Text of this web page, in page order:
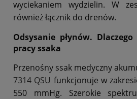
wyciekaniem wydzielin. W
również łącznik do drenów.
Odsysanie płynów.
pracyssaka
Przenośny ssak medyczny
7314 QSU funkcjonuje w
550 mmHg. Szerokie